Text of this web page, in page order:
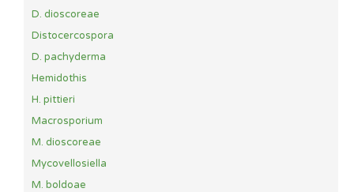
D. dioscoreae
Distocercospora
D. pachyderma
Hemidothis
H. pittieri
Macrosporium
M. dioscoreae
Mycovellosiella
M. boldoae